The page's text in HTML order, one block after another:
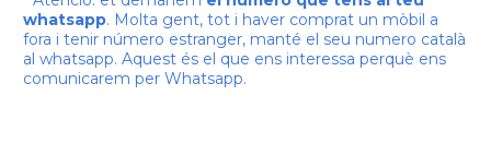
whatsapp. Molta gent, tot i haver comprat un mòbil a
fora i tenir número estranger, manté el seu numero català
al whatsapp. Aquest és el que ens interessa perquè ens
comunicarem per Whatsapp.